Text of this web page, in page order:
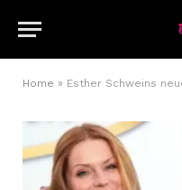
Home » Esther Schweins